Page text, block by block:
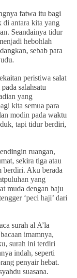
fatwa itu bagi
di antara kita yang
Seandainya tidur
hebohlah
sebab para
peristiwa salat
salahsatu
yang
kita semua para
modin pada waktu
tapi tidur berdiri,
ruangan,
sekira tiga atau
berdiri. Aku berada
yang
muda dengan baju
‘peci haji’ dari
surah al A’la
imamnya,
surah ini terdiri
indah, seperti
penyair hebat.
suasana.